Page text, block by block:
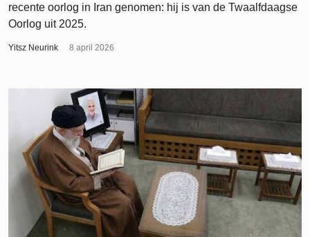
recente oorlog in Iran genomen: hij is van de Twaalfdaagse
Oorlog uit 2025.
Yitsz Neurink 8 april 2026